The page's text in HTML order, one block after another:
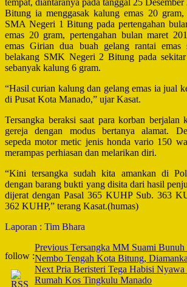
Bitung ia menggasak kalung emas 20
SMA Negeri 1 Bitung pada pertengahan
emas 20 gram, pertengahan bulan maret
emas Girian dua buah gelang rantai
belakang SMK Negeri 2 Bitung pada
sebanyak kalung 6 gram.
“Hasil curian kalung dan gelang emas ia jual
di Pusat Kota Manado,” ujar Kasat.
Tersangka beraksi saat para korban berjalan
gereja dengan modus bertanya alamat.
sepeda motor metic jenis honda vario 150
merampas perhiasan dan melarikan diri.
“Kini tersangka sudah kita amankan di
dengan barang bukti yang disita dari hasil
dijerat dengan Pasal 365 KUHP Sub. 363
362 KUHP,” terang Kasat.(humas)
Laporan : Tim Bhara
follow :
Post
Navigation
Previous Tersangka MM Suami
Nembo Tengah Kota Bitung,
Next Pria Beristeri Tega Habisi
Rumah Kos Tingkulu Manado